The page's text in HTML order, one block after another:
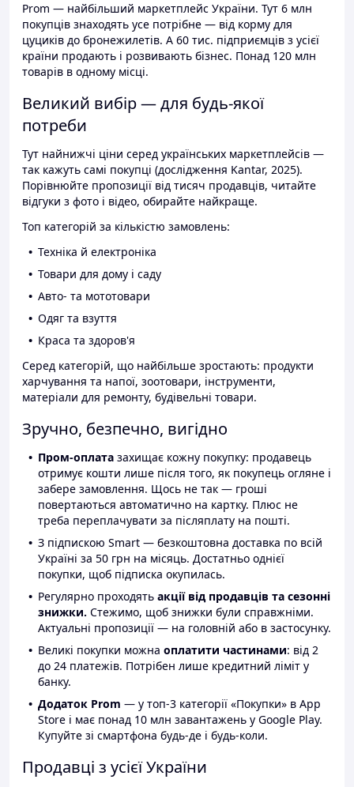
Prom — найбільший маркетплейс України. Тут 6 млн
покупців знаходять усе потрібне — від корму для
цуциків до бронежилетів. А 60 тис. підприємців з усієї
країни продають і розвивають бізнес. Понад 120 млн
товарів в одному місці.
Великий вибір — для будь-якої
потреби
Тут найнижчі ціни серед українських маркетплейсів —
так кажуть самі покупці (дослідження Kantar, 2025).
Порівнюйте пропозиції від тисяч продавців, читайте
відгуки з фото і відео, обирайте найкраще.
Топ категорій за кількістю замовлень:
Техніка й електроніка
Товари для дому і саду
Авто- та мототовари
Одяг та взуття
Краса та здоров'я
Серед категорій, що найбільше зростають: продукти
харчування та напої, зоотовари, інструменти,
матеріали для ремонту, будівельні товари.
Зручно, безпечно, вигідно
Пром-оплата захищає кожну покупку: продавець
отримує кошти лише після того, як покупець огляне і
забере замовлення. Щось не так — гроші
повертаються автоматично на картку. Плюс не
треба переплачувати за післяплату на пошті.
З підпискою Smart — безкоштовна доставка по всій
Україні за 50 грн на місяць. Достатньо однієї
покупки, щоб підписка окупилась.
Регулярно проходять акції від продавців та сезонні
знижки. Стежимо, щоб знижки були справжніми.
Актуальні пропозиції — на головній або в застосунку.
Великі покупки можна оплатити частинами: від 2
до 24 платежів. Потрібен лише кредитний ліміт у
банку.
Додаток Prom — у топ-3 категорії «Покупки» в App
Store і має понад 10 млн завантажень у Google Play.
Купуйте зі смартфона будь-де і будь-коли.
Продавці з усієї України